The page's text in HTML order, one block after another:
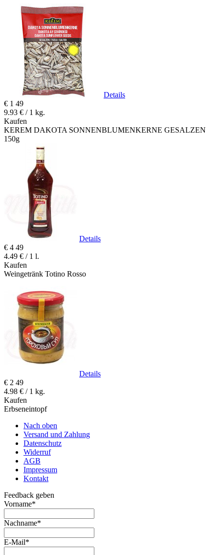
Details
€ 1 49
9.93 € / 1 kg.
Kaufen
KEREM DAKOTA SONNENBLUMENKERNE GESALZEN
150g
Details
€ 4 49
4.49 € / 1 l.
Kaufen
Weingetränk Totino Rosso
Details
€ 2 49
4.98 € / 1 kg.
Kaufen
Erbseneintopf
Nach oben
Versand und Zahlung
Datenschutz
Widerruf
AGB
Impressum
Kontakt
Feedback geben
Vorname*
Nachname*
E-Mail*